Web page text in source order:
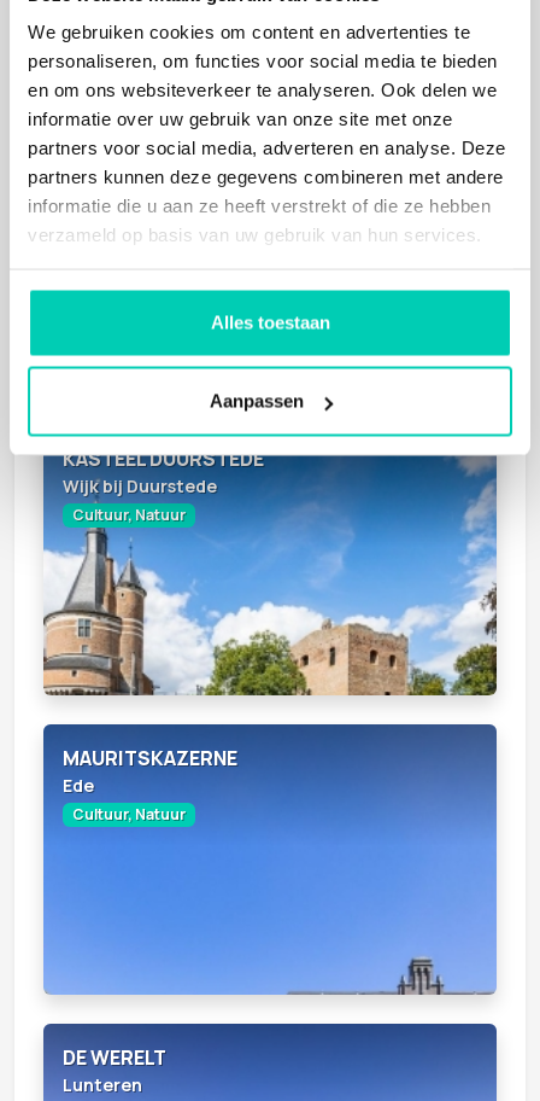
We gebruiken cookies om content en advertenties te
personaliseren, om functies voor social media te bieden
en om ons websiteverkeer te analyseren. Ook delen we
informatie over uw gebruik van onze site met onze
partners voor social media, adverteren en analyse. Deze
partners kunnen deze gegevens combineren met andere
informatie die u aan ze heeft verstrekt of die ze hebben
verzameld op basis van uw gebruik van hun services.
Alles toestaan
Aanpassen
KASTEEL DE SCHAFFELAAR
Barneveld
Cultuur, Natuur
KASTEEL DUURSTEDE
Wijk bij Duurstede
Cultuur, Natuur
MAURITSKAZERNE
Ede
Cultuur, Natuur
DE WERELT
Lunteren